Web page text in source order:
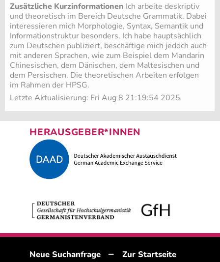
Zusätzliche Kurzinformationen Ich ar­bei­te de­skrip­tiv
und theo­re­tisch im Be­reich Deut­sche Gram­ma­tik. Dabei
in­ter­es­sie­ren mich Mor­pho­lo­gie, Syn­tax, Se­man­tik und
In­for­ma­ti­ons­truk­tur be­son­ders. Ich habe haupt­säch­lich
zum Deut­schen pu­bli­ziert, be­schäf­ti­ge mich je­doch auch
mit an­de­ren Spra­chen, wie zum Bei­spiel dem Man­da­rin
Chi­ne­si­schen, dem Dä­ni­schen, dem Mal­te­si­schen und
dem Per­si­schen. Die theo­re­ti­schen Ar­bei­ten er­fol­gen
im Rah­men der HPSG.
Letzte Aktualisierung: Fri Aug 8 21:19:54 2025
HERAUSGEBER*INNEN
Neue Suchanfrage – Zur Startseite